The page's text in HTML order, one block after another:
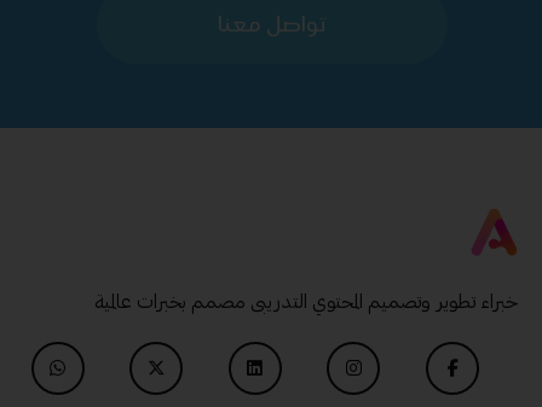
تواصل معنا
خبراء تطوير وتصميم المحتوي التدريبى مصمم بخبرات عالمية